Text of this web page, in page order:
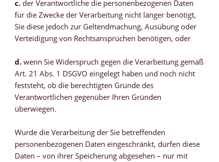
c. der Verantwortliche die personenbezogenen Daten
für die Zwecke der Verarbeitung nicht länger benötigt,
Sie diese jedoch zur Geltendmachung, Ausübung oder
Verteidigung von Rechtsansprüchen benötigen, oder
d. wenn Sie Widerspruch gegen die Verarbeitung gemäß
Art. 21 Abs. 1 DSGVO eingelegt haben und noch nicht
feststeht, ob die berechtigten Gründe des
Verantwortlichen gegenüber Ihren Gründen
überwiegen.
Wurde die Verarbeitung der Sie betreffenden
personenbezogenen Daten eingeschränkt, dürfen diese
Daten – von ihrer Speicherung abgesehen – nur mit